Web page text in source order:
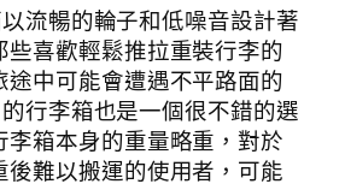
流暢的輪子和低噪音設計著
些喜歡輕鬆推拉重裝行李的
途中可能會遭遇不平路面的
行李箱也是一個很不錯的選
李箱本身的重量略重，對於
後難以搬運的使用者，可能